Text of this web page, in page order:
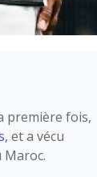
première fois,
et a vécu
Maroc.